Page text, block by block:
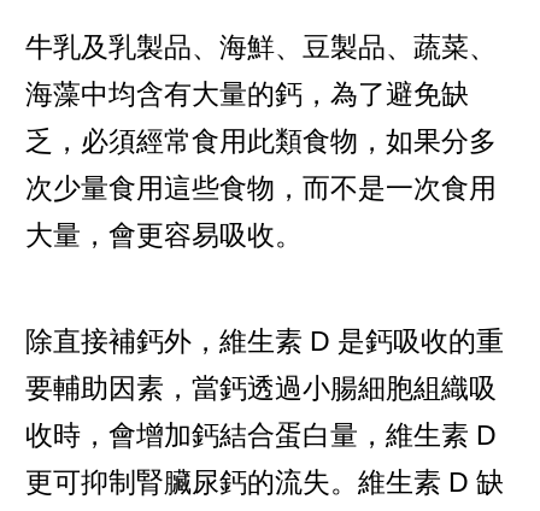
牛乳及乳製品、海鮮、豆製品、蔬菜、
海藻中均含有大量的鈣，為了避免缺
乏，必須經常食用此類食物，如果分多
次少量食用這些食物，而不是一次食用
大量，會更容易吸收。
除直接補鈣外，維生素 D 是鈣吸收的重
要輔助因素，當鈣透過小腸細胞組織吸
收時，會增加鈣結合蛋白量，維生素 D
更可抑制腎臟尿鈣的流失。維生素 D 缺